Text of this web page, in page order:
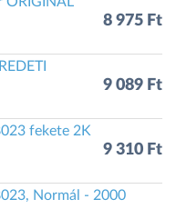
8 975 Ft
9 089 Ft
fekete 2K
9 310 Ft
Normál - 2000